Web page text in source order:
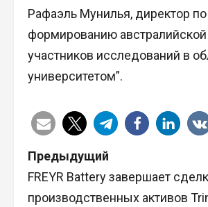
Рафаэль Мунилья, директор
формированию
участников исследований в
университетом”.
Н
а
Предыдущий
FREYR Battery завершает
производственных активов